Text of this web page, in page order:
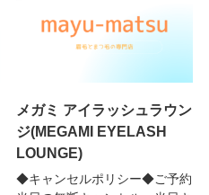
メガミ アイラッシュラウン
ジ(MEGAMI EYELASH
LOUNGE)
◆キャンセルポリシー◆ご予約